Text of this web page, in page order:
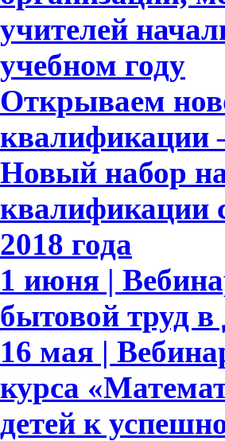
учителей
учебном году
Открываем
квалификации
Новый набор
квалификации
2018 года
1 июня |
бытовой труд
16 мая |
курса
детей к